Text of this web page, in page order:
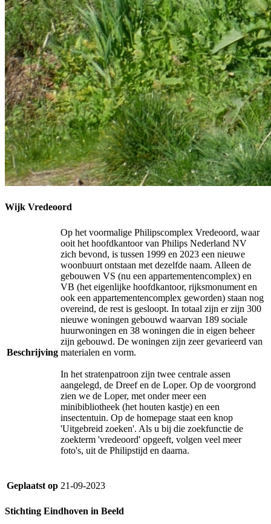
Wijk Vredeoord
Beschrijving
Op het voormalige Philipscomplex Vredeoord, waar
ooit het hoofdkantoor van Philips Nederland NV
zich bevond, is tussen 1999 en 2023 een nieuwe
woonbuurt ontstaan met dezelfde naam. Alleen de
gebouwen VS (nu een appartementencomplex) en
VB (het eigenlijke hoofdkantoor, rijksmonument en
ook een appartementencomplex geworden) staan nog
overeind, de rest is gesloopt. In totaal zijn er zijn 300
nieuwe woningen gebouwd waarvan 189 sociale
huurwoningen en 38 woningen die in eigen beheer
zijn gebouwd. De woningen zijn zeer gevarieerd van
materialen en vorm.
In het stratenpatroon zijn twee centrale assen
aangelegd, de Dreef en de Loper. Op de voorgrond
zien we de Loper, met onder meer een
minibibliotheek (het houten kastje) en een
insectentuin. Op de homepage staat een knop
'Uitgebreid zoeken'. Als u bij die zoekfunctie de
zoekterm 'vredeoord' opgeeft, volgen veel meer
foto's, uit de Philipstijd en daarna.
Geplaatst op 21-09-2023
Stichting Eindhoven in Beeld